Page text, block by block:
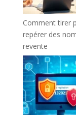
Comment tirer
repérer des
revente